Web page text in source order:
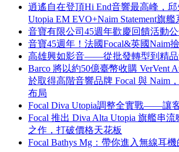
逍遙自在登頂Hi End音響最高峰，邱
Utopia EM EVO+Naim Statement旗艦
音寶有限公司45週年歡慶回饋活動
音寶45週年！法國Focal&英國Naim
高雄興如影音——從批發轉型到精品
Barco 將以約50億臺幣收購 VerVent
於取得高階音響品牌 Focal 與 Naim
布局
Focal Diva Utopia調整全實戰——讓
Focal 推出 Diva Alta Utopia 旗艦串
之作，打破價格天花板
Focal Bathys Mg：帶你進入無線耳